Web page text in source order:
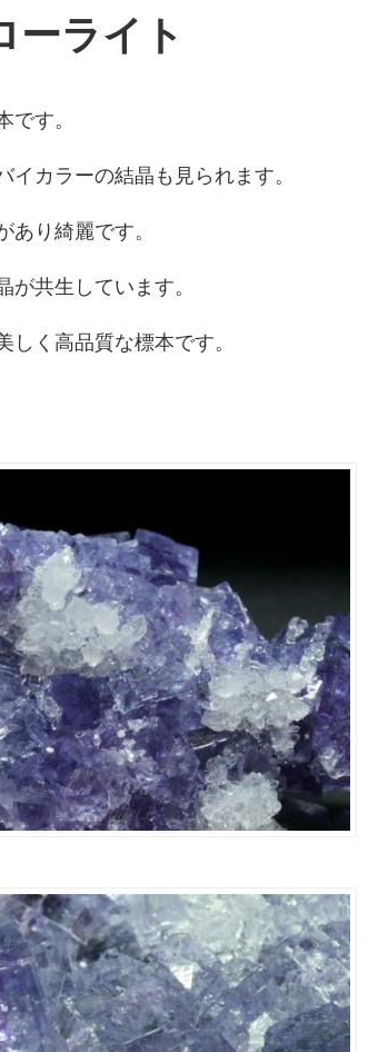
ーライト
す。
カラーの結晶も見られます。
り綺麗です。
が共生しています。
しく高品質な標本です。